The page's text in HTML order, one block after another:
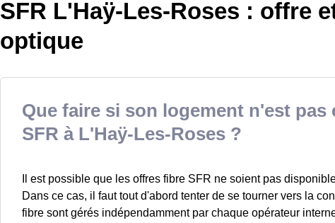
SFR L'Haÿ-Les-Roses : offre
optique
Que faire si son logement n'est pas
SFR à L'Haÿ-Les-Roses ?
Il est possible que les offres fibre SFR ne soient pas
Dans ce cas, il faut tout d'abord tenter de se tourner vers la
fibre sont gérés indépendamment par chaque opérateur